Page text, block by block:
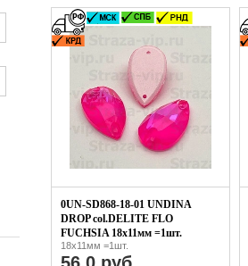
0UN-SD868-18-01 UNDINA
DROP col.DELITE FLO
FUCHSIA 18x11мм =1шт.
18x11мм =1шт.
56.0 руб